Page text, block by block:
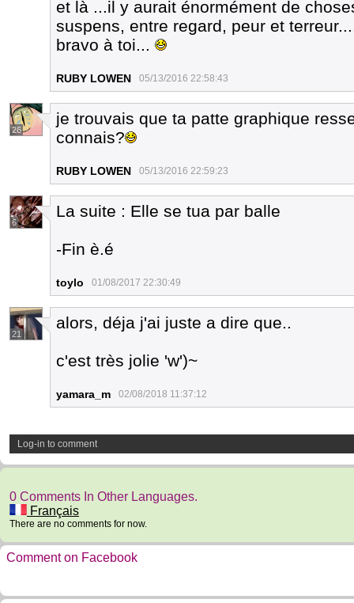
et là ...il y aurait énormément de
suspens, entre regard, peur et
bravo à toi...
RUBY LOWEN 05/13/2016 22:58:43
26
je trouvais que ta patte graphique
connais?
RUBY LOWEN 05/13/2016 22:59:23
6
La suite : Elle se tua par balle
-Fin è.é
toylo 01/08/2017 22:30:49
21
alors, déja j'ai juste a dire que..
c'est très jolie 'w')~
yamara_m 02/08/2018 11:37:12
Log-in to comment
0 Comments In Other Languages.
Français
There are no comments for now.
Comment on Facebook